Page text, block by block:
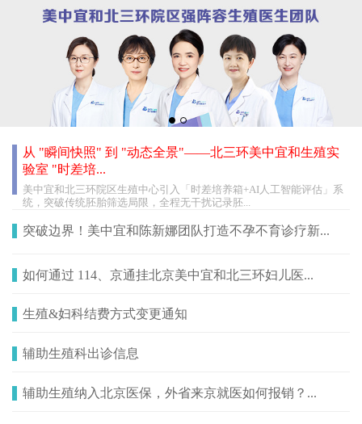
从 "瞬间快照" 到 "动态全景"——北三环美中宜和生殖实
验室 "时差培...
美中宜和北三环院区生殖中心引入「时差培养箱+AI人工智能评估」系
统，突破传统胚胎筛选局限，全程无干扰记录胚...
突破边界！美中宜和陈新娜团队打造不孕不育诊疗新...
如何通过 114、京通挂北京美中宜和北三环妇儿医...
生殖&妇科结费方式变更通知
辅助生殖科出诊信息
辅助生殖纳入北京医保，外省来京就医如何报销？...